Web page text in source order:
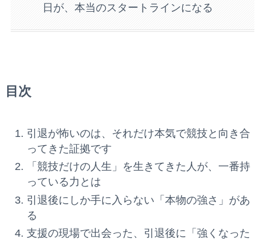
日が、本当のスタートラインになる
目次
引退が怖いのは、それだけ本気で競技と向き合
ってきた証拠です
「競技だけの人生」を生きてきた人が、一番持
っている力とは
引退後にしか手に入らない「本物の強さ」があ
る
支援の現場で出会った、引退後に「強くなった